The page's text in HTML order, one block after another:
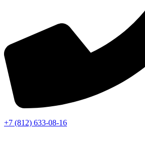
+7 (812) 633-08-16